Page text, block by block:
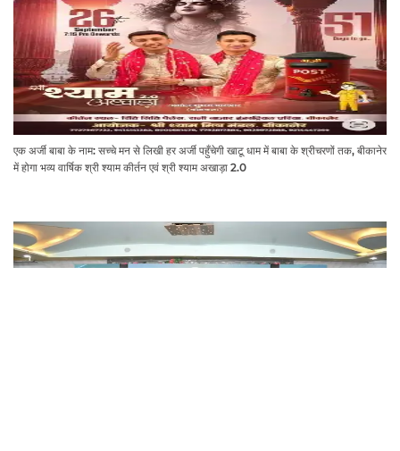
एक अर्जी बाबा के नाम: सच्चे मन से लिखी हर अर्जी पहुँचेगी खाटू धाम में बाबा के श्रीचरणों तक, बीकानेर
में होगा भव्य वार्षिक श्री श्याम कीर्तन एवं श्री श्याम अखाड़ा 2.0